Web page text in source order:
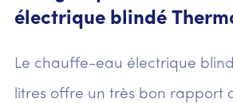
électrique blindé
Le chauffe-eau électrique
litres offre un très bon rapport